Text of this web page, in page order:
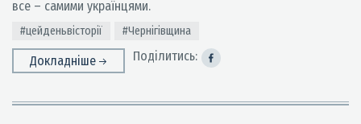
все – самими українцями.
#цейденьвісторії #Чернігівщина
Докладніше Поділитись: